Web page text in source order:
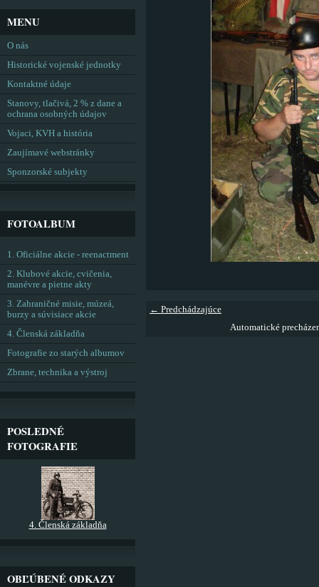
← Predchádzajúce
Automatické
MENU
O nás
Historické vojenské jednotky
Kontaktné údaje
Stanovy, tlačivá, 2 % z dane a
ochrana osobných údajov
Vojaci, KVH a história
Zaujímavé webstránky
Sponzorské subjekty
FOTOALBUM
1. Oficiálne akcie - reenactment
2. Klubové akcie, cvičenia,
manévre a pietne akty
3. Zahraničné misie, múzeá,
burzy a súvisiace akcie
4. Členská základňa
Fotografie zo starých albumov
Zbrane, technika a výstroj
POSLEDNÉ
FOTOGRAFIE
4. Členská základňa
OBĽÚBENÉ ODKAZY